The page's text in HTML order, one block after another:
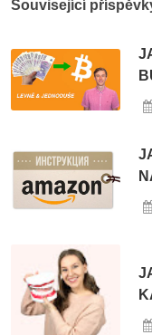
Související